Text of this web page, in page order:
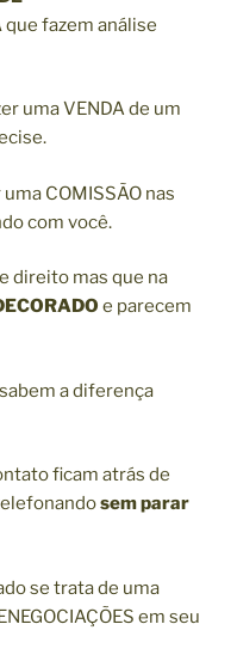
que fazem análise
uma VENDA de um
COMISSÃO nas
com você.
direito mas que na
e parecem
sabem a diferença
ficam atrás de
sem parar
se trata de uma
em seu